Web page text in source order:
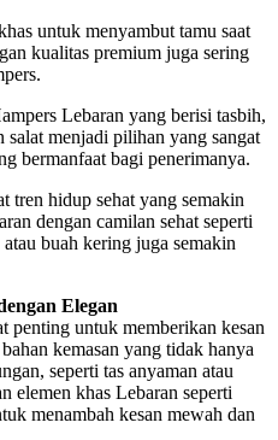
untuk menyambut tamu saat
kualitas premium juga sering
Lebaran yang berisi tasbih,
salat menjadi pilihan yang sangat
bermanfaat bagi penerimanya.
tren hidup sehat yang semakin
dengan camilan sehat seperti
buah kering juga semakin
Elegan
penting untuk memberikan kesan
kemasan yang tidak hanya
seperti tas anyaman atau
elemen khas Lebaran seperti
menambah kesan mewah dan